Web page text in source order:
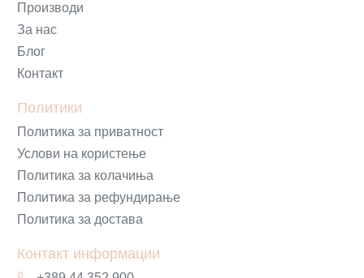
Производи
За нас
Блог
Контакт
Политики
Политика за приватност
Услови на користење
Политика за колачиња
Политика за рефундирање
Политика за достава
Контакт информации